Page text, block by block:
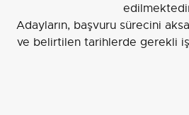
Adayların, başvuru sürecini
ve belirtilen tarihlerde gerekli